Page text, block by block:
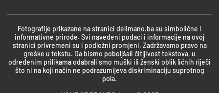
Fotografije prikazane na stranici delimano.ba su simbolične i
informativne prirode. Svi navedeni podaci i informacije na ovoj
stranici privremeni su i podložni promjeni. Zadržavamo pravo na
greške u tekstu. Da bismo poboljšali čitljivost tekstova, u
određenim prilikama odabrali smo muški ili ženski oblik ličnih riječi
što ni na koji način ne podrazumijeva diskriminaciju suprotnog
pola.